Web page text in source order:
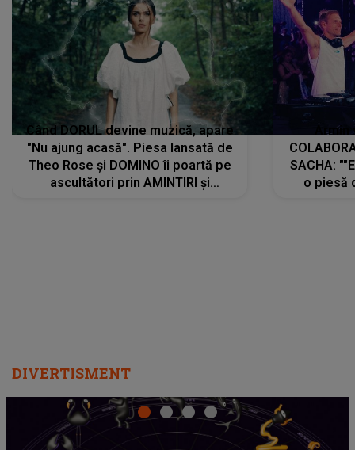
Când DORUL devine muzică, apare
"Nu ajung acasă". Piesa lansată de
Theo Rose și DOMINO îi poartă pe
ascultători prin AMINTIRI și
SACHA:
o piesă
DIVERTISMENT